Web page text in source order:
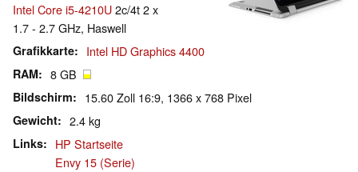
Intel Core i5-4210U2c/4t 2 x
1.7 - 2.7 GHz, Haswell
Grafikkarte Intel HD Graphics 4400
RAM 8 GB
Bildschirm 15.60 Zoll 16:9, 1366 x 768 Pixel
Gewicht 2.4 kg
Links
HP Startseite
Envy 15 (Serie)